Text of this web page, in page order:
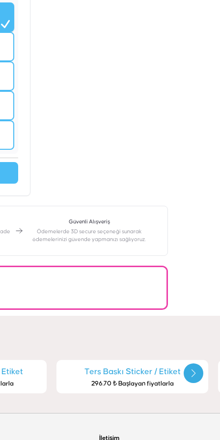
Güvenli Alışveriş
Ödemelerde 3D secure seçeneği sunarak
ödemelerinizi güvende yapmanızı sağlıyoruz.
Etiket Ters Baskı Sticker / Etiket
296.70 ₺ Başlayan fiyatlarla
İletişim